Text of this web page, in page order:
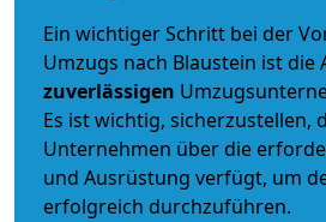
Ein wichtiger Schritt bei der
Umzugs nach Blaustein ist die
zuverlässigen
Es ist wichtig, sicherzustellen,
Unternehmen über die
und Ausrüstung verfügt, um
erfolgreich durchzuführen.